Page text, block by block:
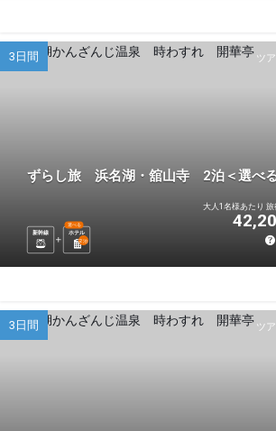
ツ
3日間
ずらし旅 浜名湖・舘山寺 2泊＜選べる
新幹線 ホテル
選べる
2泊
大人1名様あたり 旅
ツ
3日間